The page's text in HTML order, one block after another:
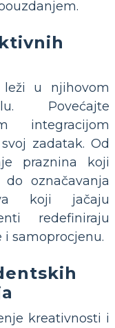
leži u njihovom
Povećajte
integracijom
zadatak. Od
praznina koji
označavanja
koji jačaju
redefiniraju
samoprocjenu.
kreativnosti i